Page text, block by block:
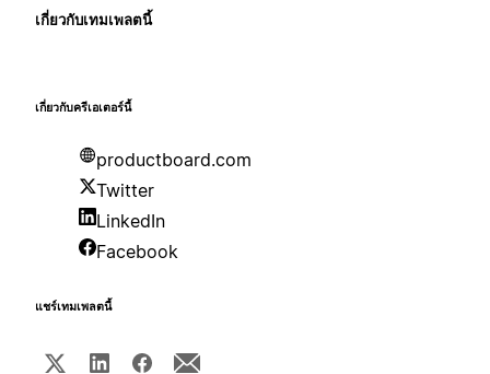
เกี่ยวกับเทมเพลตนี้
เกี่ยวกับครีเอเตอร์นี้
productboard.com
Twitter
LinkedIn
Facebook
แชร์เทมเพลตนี้